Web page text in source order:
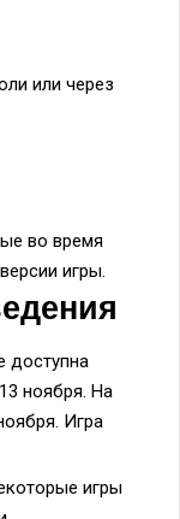
или через
во время
игры.
доступна
ноября. На
Игра
игры